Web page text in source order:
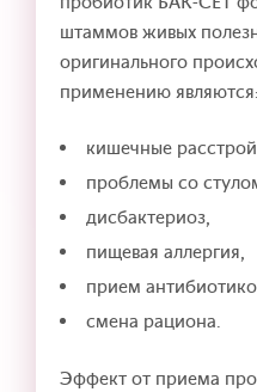
штаммов живых
оригинального
применению являются:
кишечные
проблемы со
дисбактериоз,
пищевая аллергия,
прием
смена рациона.
Эффект от приема